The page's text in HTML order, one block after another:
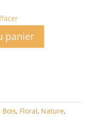
panier
Bois, Floral, Nature,